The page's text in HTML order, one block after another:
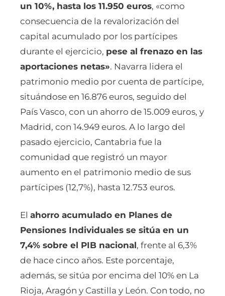
un 10%, hasta los 11.950 euros, «como
consecuencia de la revalorización del
capital acumulado por los partícipes
durante el ejercicio, pese al frenazo en las
aportaciones netas». Navarra lidera el
patrimonio medio por cuenta de partícipe,
situándose en 16.876 euros, seguido del
País Vasco, con un ahorro de 15.009 euros, y
Madrid, con 14.949 euros. A lo largo del
pasado ejercicio, Cantabria fue la
comunidad que registró un mayor
aumento en el patrimonio medio de sus
partícipes (12,7%), hasta 12.753 euros.
El ahorro acumulado en Planes de
Pensiones Individuales se sitúa en un
7,4% sobre el PIB nacional, frente al 6,3%
de hace cinco años. Este porcentaje,
además, se sitúa por encima del 10% en La
Rioja, Aragón y Castilla y León. Con todo, no